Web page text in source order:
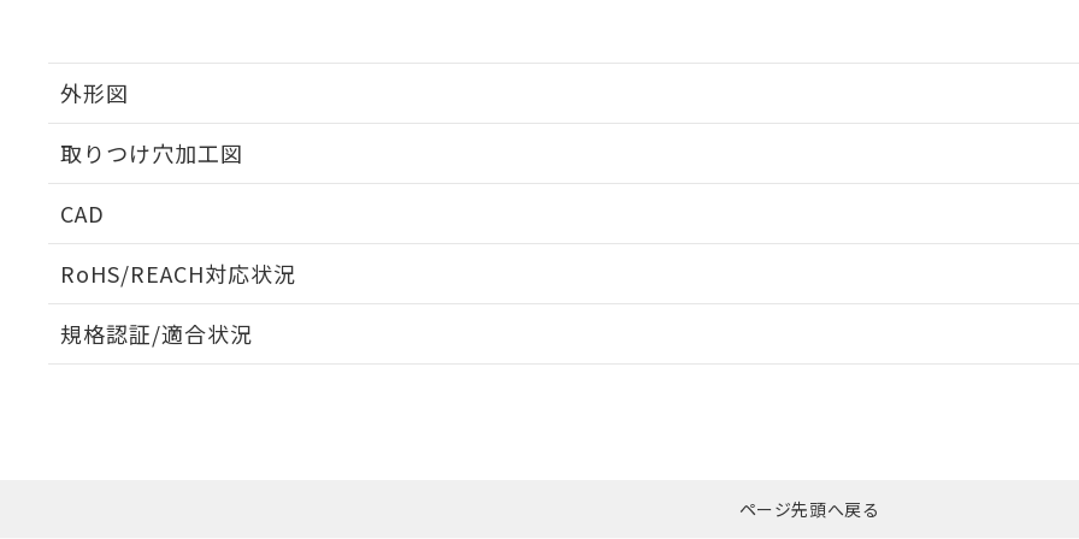
外形図
取りつけ穴加工図
CAD
RoHS/REACH対応状況
EU RoHS 注意事項・凡例
ダウンロードはこちら
規格認証/適合状況
ページ先頭へ戻る